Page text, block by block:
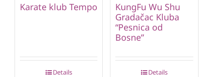
Karate klub Tempo
Details
KungFu Wu Shu
Gradačac Kluba
“Pesnica od
Bosne”
Details